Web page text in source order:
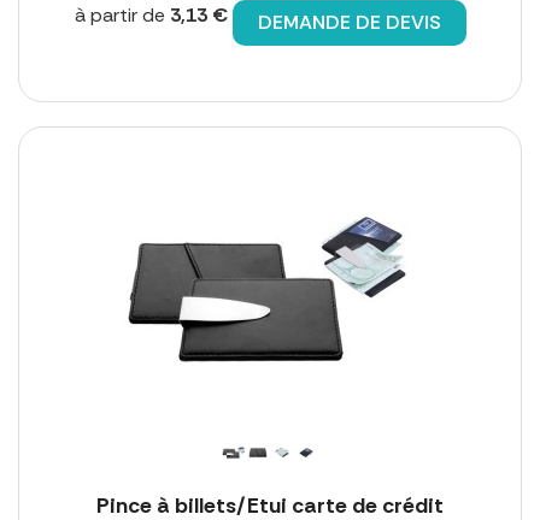
à partir de 3,13 € DEMANDE DE DEVIS
Pince à billets/Etui carte de crédit